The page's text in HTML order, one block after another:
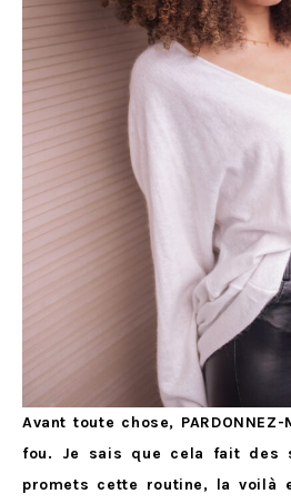
Avant toute chose,
fou. Je sais que cela fait des
promets cette routine, la voilà